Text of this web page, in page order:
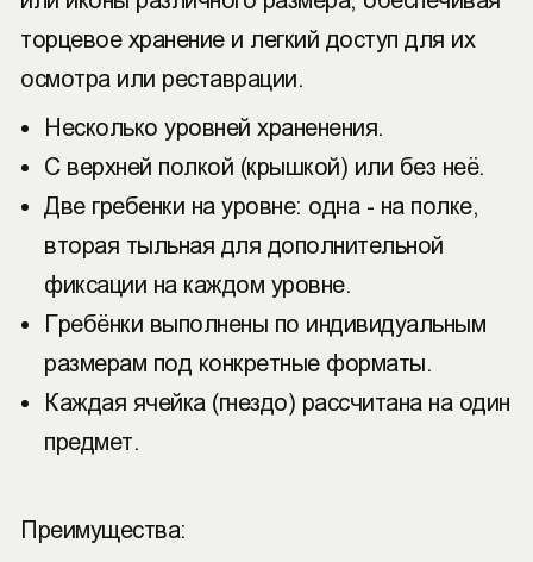
торцевое хранение и легкий доступ для их
осмотра или реставрации.
Несколько уровней храненения.
С верхней полкой (крышкой) или без неё.
Две гребенки на уровне: одна - на полке,
вторая тыльная для дополнительной
фиксации на каждом уровне.
Гребёнки выполнены по индивидуальным
размерам под конкретные форматы.
Каждая ячейка (гнездо) рассчитана на один
предмет.
Преимущества: